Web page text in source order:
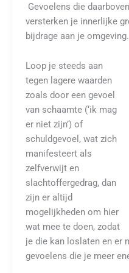
Gevoelens die
versterken je innerlijke
bijdrage aan je omgeving.
Loop je steeds aan
tegen lagere waarden
zoals door een gevoel
van schaamte (‘ik mag
er niet zijn’) of
schuldgevoel, wat zich
manifesteert als
zelfverwijt en
slachtoffergedrag, dan
zijn er altijd
mogelijkheden om hier
wat mee te doen, zodat
je die kan loslaten en er
gevoelens die je meer